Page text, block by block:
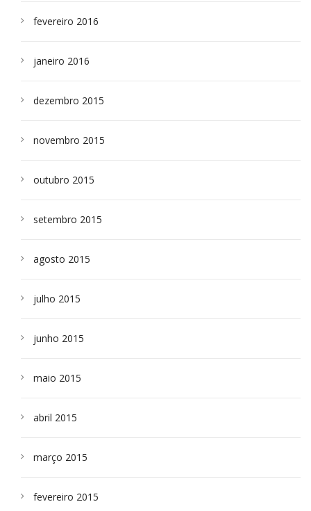
fevereiro 2016
janeiro 2016
dezembro 2015
novembro 2015
outubro 2015
setembro 2015
agosto 2015
julho 2015
junho 2015
maio 2015
abril 2015
março 2015
fevereiro 2015